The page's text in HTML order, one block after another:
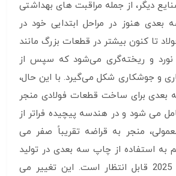
دیگر، از جمله مراقبت های بهداشتی
هنوز در مراحل ابتدایی خود در
تا کنون بیشتر در قطعات بزرگ مانند
نورد و ریخته‌گری می‌شود که سپس از
و جوشکاری شکل می‌گیرد. با این حال،
بعدی برای ساخت قطعات فولادی منجر
می شود و در هندسه پیچیده فراتر از
منجر به قراضه تقریباً صفر می
به استفاده از چاپ سه بعدی در تولید
انبوه فولاد تا سال 2025 قابل انتظار است. این تغییر می